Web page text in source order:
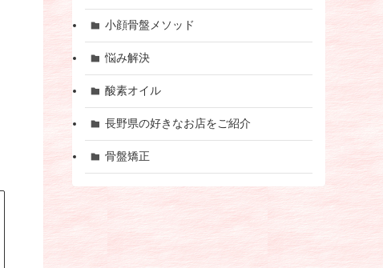
小顔骨盤メソッド
悩み解決
酸素オイル
長野県の好きなお店をご紹介
骨盤矯正